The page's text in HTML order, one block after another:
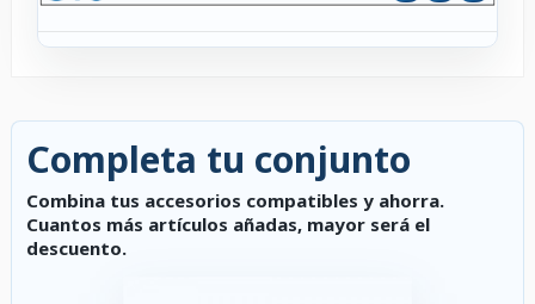
Completa tu conjunto
Combina tus accesorios compatibles y ahorra.
Cuantos más artículos añadas, mayor será el
descuento.